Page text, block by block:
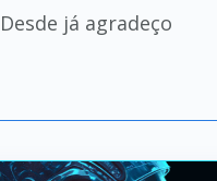
Desde já agradeço